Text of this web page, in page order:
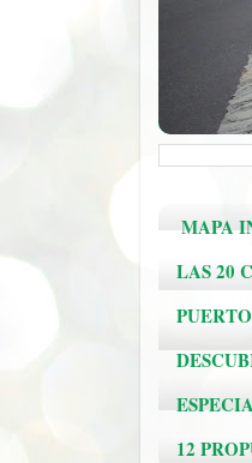
MAPA
LAS 20
12